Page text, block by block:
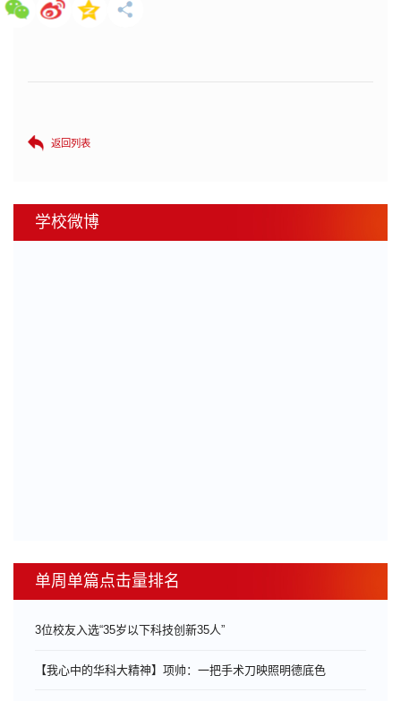
返回列表
学校微博
单周单篇点击量排名
3位校友入选“35岁以下科技创新35人”
【我心中的华科大精神】项帅：一把手术刀映照明德底色